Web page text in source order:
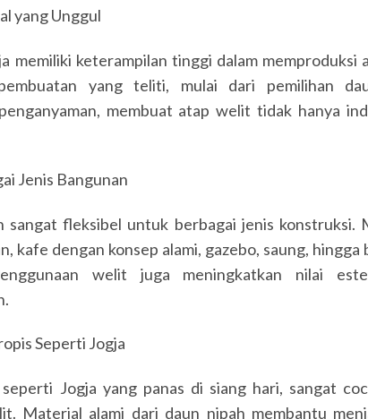
yang Unggul
memiliki keterampilan tinggi dalam memproduksi
yang teliti, mulai dari pemilihan
membuat atap welit tidak hanya
Jenis Bangunan
sangat fleksibel untuk berbagai jenis konstruksi.
kafe dengan konsep alami, gazebo, saung, hingga
welit juga meningkatkan nilai
Seperti Jogja
Jogja yang panas di siang hari, sangat
Material alami dari daun nipah membantu